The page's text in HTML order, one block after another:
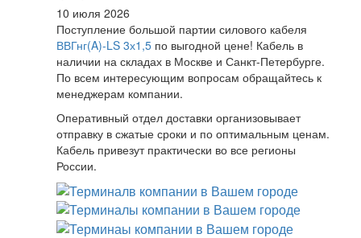
10 июля 2026
Поступление большой партии силового кабеля
ВВГнг(A)-LS 3х1,5 по выгодной цене! Кабель в
наличии на складах в Москве и Санкт-Петербурге.
По всем интересующим вопросам обращайтесь к
менеджерам компании.
Оперативный отдел доставки организовывает
отправку в сжатые сроки и по оптимальным ценам.
Кабель привезут практически во все регионы
России.